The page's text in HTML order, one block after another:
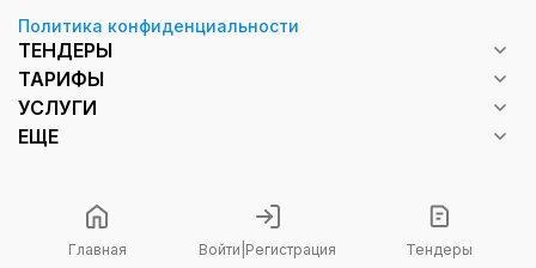
Главная Войти Регистрация Тендеры
Политика конфиденциальности
ТЕНДЕРЫ
ТАРИФЫ
УСЛУГИ
ЕЩЕ